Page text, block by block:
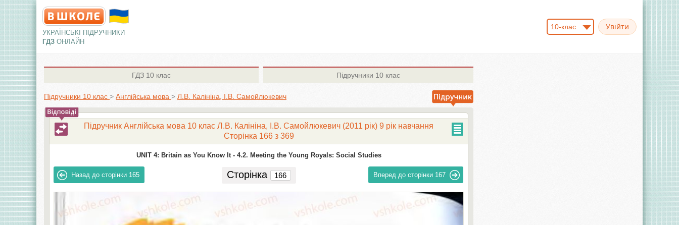
УКРАЇНСЬКІ ПІДРУЧНИКИ
ГДЗ ОНЛАЙН
10-клас
ГДЗ 10 клас Підручники 10 клас
Підручники 10 клас > Англiйська мова > Л.В. Калініна, І.В. Самойлюкевич
Підручник Англійська мова 10 клас Л.В. Калініна, І.В. Самойлюкевич (2011 рік) 9 рік навчання
Сторінка 166 з 369
UNIT 4: Britain as You Know It - 4.2. Meeting the Young Royals: Social Studies
Назад до сторінки 165 Сторінка Вперед до сторінки 167